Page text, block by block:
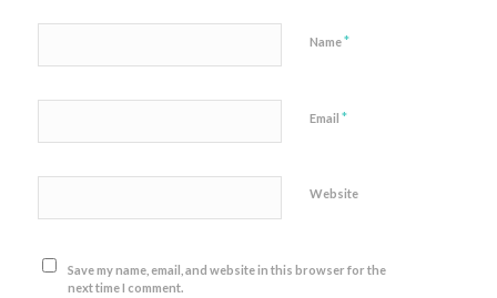
Name*
Email *
Website
Save my name, email, and website in this browser for the
next time I comment.